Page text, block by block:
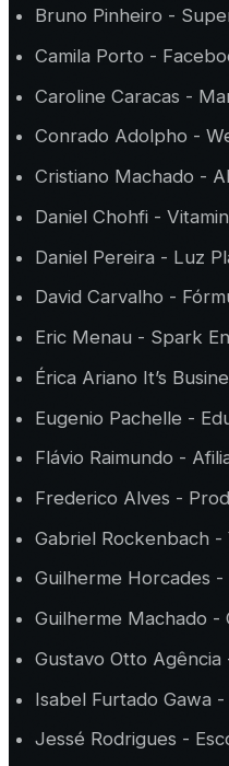
Bruno Pinheiro -
Camila Porto -
Caroline Caracas -
Conrado Adolpho -
Cristiano Machado -
Daniel Chohfi -
Daniel Pereira - Luz
David Carvalho -
Eric Menau - Spark
Érica Ariano It’s
Eugenio Pachelle -
Flávio Raimundo -
Frederico Alves -
Gabriel Rockenbach -
Guilherme Horcades -
Guilherme Machado -
Gustavo Otto Agência
Isabel Furtado Gawa
Jessé Rodrigues -